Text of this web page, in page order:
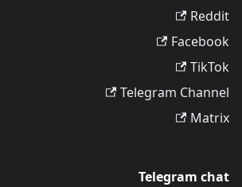
Reddit
Facebook
TikTok
Telegram Channel
Matrix
Telegram chat